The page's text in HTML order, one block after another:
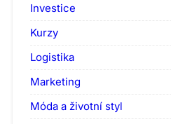
Investice
Kurzy
Logistika
Marketing
Móda a životní styl